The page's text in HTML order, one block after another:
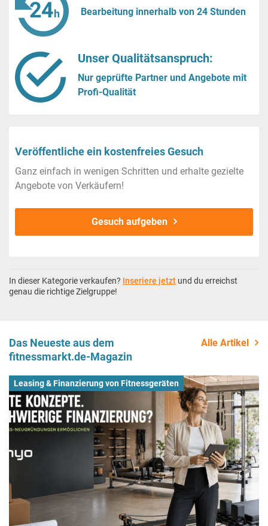
Bearbeitung innerhalb von 24 Stunden
Unser Qualitätsanspruch:
Nur geprüfte Partner und Angebote mit
Profi-Qualität
Veröffentliche ein kostenfreies Gesuch
Ganz einfach in wenigen Schritten und erhalte gezielte
Angebote von Verkäufern!
Gesuch aufgeben
In dieser Kategorie verkaufen? Inseriere jetzt und du erreichst
genau die richtige Zielgruppe!
Das Neueste aus dem
fitnessmarkt.de-Magazin
Alle Artikel
Leasing & Finanzierung von Fitnessgeräten